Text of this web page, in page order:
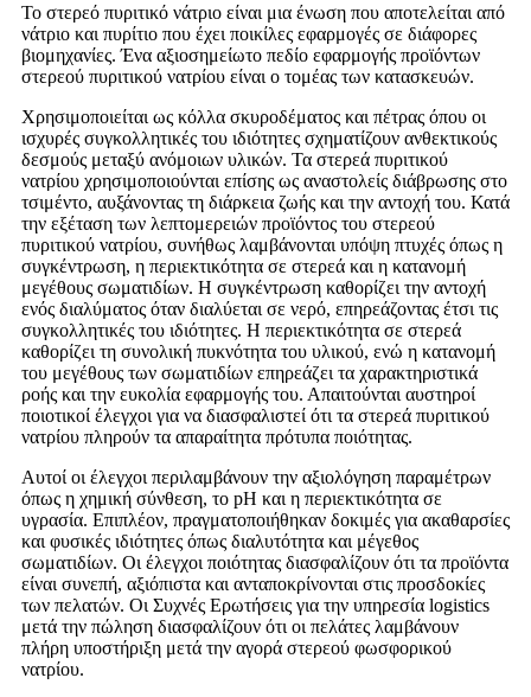
Το στερεό πυριτικό νάτριο είναι μια ένωση που αποτελείται από
νάτριο και πυρίτιο που έχει ποικίλες εφαρμογές σε διάφορες
βιομηχανίες. Ένα αξιοσημείωτο πεδίο εφαρμογής προϊόντων
στερεού πυριτικού νατρίου είναι ο τομέας των κατασκευών.
Χρησιμοποιείται ως κόλλα σκυροδέματος και πέτρας όπου οι
ισχυρές συγκολλητικές του ιδιότητες σχηματίζουν ανθεκτικούς
δεσμούς μεταξύ ανόμοιων υλικών. Τα στερεά πυριτικού
νατρίου χρησιμοποιούνται επίσης ως αναστολείς διάβρωσης στο
τσιμέντο, αυξάνοντας τη διάρκεια ζωής και την αντοχή του. Κατά
την εξέταση των λεπτομερειών προϊόντος του στερεού
πυριτικού νατρίου, συνήθως λαμβάνονται υπόψη πτυχές όπως η
συγκέντρωση, η περιεκτικότητα σε στερεά και η κατανομή
μεγέθους σωματιδίων. Η συγκέντρωση καθορίζει την αντοχή
ενός διαλύματος όταν διαλύεται σε νερό, επηρεάζοντας έτσι τις
συγκολλητικές του ιδιότητες. Η περιεκτικότητα σε στερεά
καθορίζει τη συνολική πυκνότητα του υλικού, ενώ η κατανομή
του μεγέθους των σωματιδίων επηρεάζει τα χαρακτηριστικά
ροής και την ευκολία εφαρμογής του. Απαιτούνται αυστηροί
ποιοτικοί έλεγχοι για να διασφαλιστεί ότι τα στερεά πυριτικού
νατρίου πληρούν τα απαραίτητα πρότυπα ποιότητας.
Αυτοί οι έλεγχοι περιλαμβάνουν την αξιολόγηση παραμέτρων
όπως η χημική σύνθεση, το pH και η περιεκτικότητα σε
υγρασία. Επιπλέον, πραγματοποιήθηκαν δοκιμές για ακαθαρσίες
και φυσικές ιδιότητες όπως διαλυτότητα και μέγεθος
σωματιδίων. Οι έλεγχοι ποιότητας διασφαλίζουν ότι τα προϊόντα
είναι συνεπή, αξιόπιστα και ανταποκρίνονται στις προσδοκίες
των πελατών. Οι Συχνές Ερωτήσεις για την υπηρεσία logistics
μετά την πώληση διασφαλίζουν ότι οι πελάτες λαμβάνουν
πλήρη υποστήριξη μετά την αγορά στερεού φωσφορικού
νατρίου.